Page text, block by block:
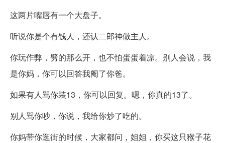
这两片嘴唇有一个大盘子。
听说你是个有钱人，还认二郎神做主人。
你玩作弊，劈的那么开，也不怕蛋蛋着凉。别人会说，我
是你妈，你可以回答我阉了你爸。
如果有人骂你装13，你可以回复。嗯，你真的13了。
别人骂你吵，你说，我给你炒了吃的。
你妈带你逛街的时候，大家都问，姐姐，你买这只猴子花